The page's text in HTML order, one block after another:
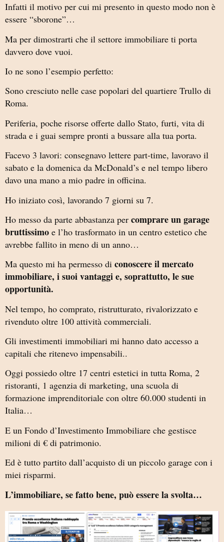
Infatti il motivo per cui mi presento in questo modo non è
essere “sborone”…
Ma per dimostrarti che il settore immobiliare ti porta
davvero dove vuoi.
Io ne sono l’esempio perfetto:
Sono cresciuto nelle case popolari del quartiere Trullo di
Roma.
Periferia, poche risorse offerte dallo Stato, furti, vita di
strada e i guai sempre pronti a bussare alla tua porta.
Facevo 3 lavori: consegnavo lettere part-time, lavoravo il
sabato e la domenica da McDonald’s e nel tempo libero
davo una mano a mio padre in officina.
Ho iniziato così, lavorando 7 giorni su 7.
Ho messo da parte abbastanza per comprare un garage
bruttissimo e l’ho trasformato in un centro estetico che
avrebbe fallito in meno di un anno…
Ma questo mi ha permesso di conoscere il mercato
immobiliare, i suoi vantaggi e, soprattutto, le sue
opportunità.
Nel tempo, ho comprato, ristrutturato, rivalorizzato e
rivenduto oltre 100 attività commerciali.
Gli investimenti immobiliari mi hanno dato accesso a
capitali che ritenevo impensabili..
Oggi possiedo oltre 17 centri estetici in tutta Roma, 2
ristoranti, 1 agenzia di marketing, una scuola di
formazione imprenditoriale con oltre 60.000 studenti in
Italia…
E un Fondo d’Investimento Immobiliare che gestisce
milioni di € di patrimonio.
Ed è tutto partito dall’acquisto di un piccolo garage con i
miei risparmi.
L’immobiliare, se fatto bene, può essere la svolta…